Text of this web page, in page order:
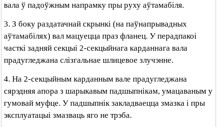
вала ў падоўжным напрамку пры руху аўтамабіля.
3. З боку раздатачнай скрынкі (на паўнапрывадных
аўтамабілях) вал мацуецца праз фланец. У перадпакоі
часткі задняй секцыі 2-секцыйнага карданнага вала
прадугледжана слізгальнае шлицевое злучэнне.
4. На 2-секцыйным карданным вале прадугледжана
сярэдняя апора з шарыкавым падшыпнікам, умацаваным у
гумовай муфце. У падшыпнік закладваецца змазка і пры
эксплуатацыі змазваць яго не трэба.